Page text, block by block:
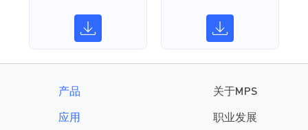
产品
应用
关于MPS
职业发展